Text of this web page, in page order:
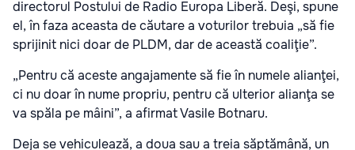
directorul Postului de Radio Europa Liberă. Deşi, spune
el, în faza aceasta de căutare a voturilor trebuia „să fie
sprijinit nici doar de PLDM, dar de această coaliţie”.
„Pentru că aceste angajamente să fie în numele alianţei,
ci nu doar în nume propriu, pentru că ulterior alianţa se
va spăla pe mâini”, a afirmat Vasile Botnaru.
Deja se vehiculează, a doua sau a treia săptămână, un